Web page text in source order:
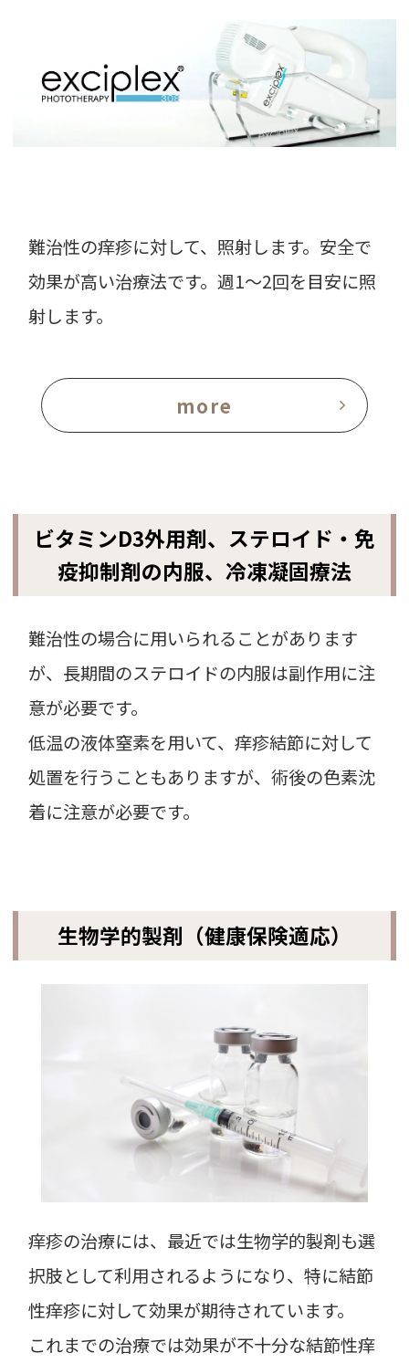
難治性の痒疹に対して、照射します。安全で
効果が高い治療法です。週1～2回を目安に照
射します。
more
ビタミンD3外用剤、ステロイド・免
疫抑制剤の内服、冷凍凝固療法
難治性の場合に用いられることがあります
が、長期間のステロイドの内服は副作用に注
意が必要です。
低温の液体窒素を用いて、痒疹結節に対して
処置を行うこともありますが、術後の色素沈
着に注意が必要です。
生物学的製剤（健康保険適応）
痒疹の治療には、最近では生物学的製剤も選
択肢として利用されるようになり、特に結節
性痒疹に対して効果が期待されています。
これまでの治療では効果が不十分な結節性痒